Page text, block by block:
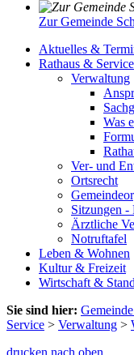
Zur Gemeinde
Aktuelles &
Rathaus & Service
Verwaltung
Was
Ver- und
Ortsrecht
Sitzungen -
Ärztliche
Notruftafel
Leben & Wohnen
Kultur & Freizeit
Wirtschaft &
Sie sind hier:
Service > Verwaltung >
drucken nach oben